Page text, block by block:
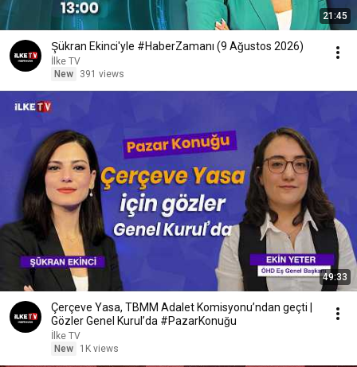
21:45
Şükran Ekinci'yle #HaberZamanı (9 Ağustos 2026)
İlke TV
New
391 views
49:33
Çerçeve Yasa, TBMM Adalet Komisyonu’ndan geçti |
Gözler Genel Kurul’da #PazarKonuğu
İlke TV
New
1K views